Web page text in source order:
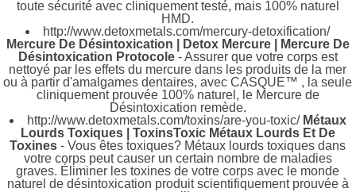
toute sécurité avec cliniquement testé, mais 100% naturel
HMD.
http://www.detoxmetals.com/mercury-detoxification/
Mercure De Désintoxication | Detox Mercure | Mercure De
Désintoxication Protocole- Assurer que votre corps est
nettoyé par les effets du mercure dans les produits de la mer
ou à partir d'amalgames dentaires, avec CASQUE™ , la seule
cliniquement prouvée 100% naturel, le Mercure de
Désintoxication remède.
http://www.detoxmetals.com/toxins/are-you-toxic/ Métaux
Lourds Toxiques | ToxinsToxic Métaux Lourds Et De
Toxines - Vous êtes toxiques? Métaux lourds toxiques dans
votre corps peut causer un certain nombre de maladies
graves. Éliminer les toxines de votre corps avec le monde
naturel de désintoxication produit scientifiquement prouvée à